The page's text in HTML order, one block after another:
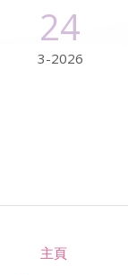
24
3-2026
主頁